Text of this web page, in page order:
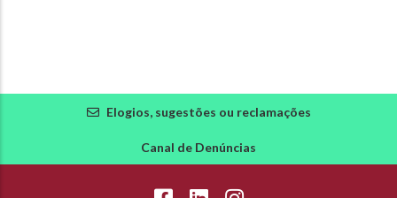
Elogios, sugestões ou reclamações
Canal de Denúncias